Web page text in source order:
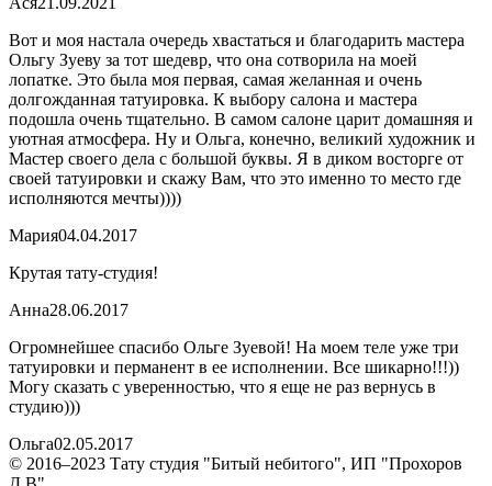
Вот и моя настала очередь хвастаться и благодарить мастера
Ольгу Зуеву за тот шедевр, что она сотворила на моей
лопатке. Это была моя первая, самая желанная и очень
долгожданная татуировка. К выбору салона и мастера
подошла очень тщательно. В самом салоне царит домашняя и
уютная атмосфера. Ну и Ольга, конечно, великий художник и
Мастер своего дела с большой буквы. Я в диком восторге от
своей татуировки и скажу Вам, что это именно то место где
исполняются мечты))))
Мария04.04.2017
Крутая тату-студия!
Анна28.06.2017
Огромнейшее спасибо Ольге Зуевой! На моем теле уже три
татуировки и перманент в ее исполнении. Все шикарно!!!))
Могу сказать с уверенностью, что я еще не раз вернусь в
студию)))
Ольга02.05.2017
© 2016–2023 Тату студия "Битый небитого", ИП "Прохоров